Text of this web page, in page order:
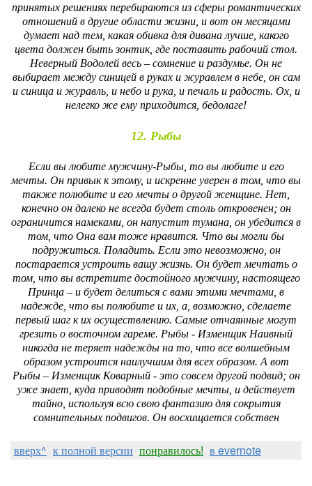
принятых решениях перебираются из сферы романтических
отношений в другие области жизни, и вот он месяцами
думает над тем, какая обивка для дивана лучше, какого
цвета должен быть зонтик, где поставить рабочий стол.
Неверный Водолей весь – сомнение и раздумье. Он не
выбирает между синицей в руках и журавлем в небе, он сам
и синица и журавль, и небо и рука, и печаль и радость. Ох, и
нелегко же ему приходится, бедолаге!
12. Рыбы
Если вы любите мужчину-Рыбы, то вы любите и его
мечты. Он привык к этому, и искренне уверен в том, что вы
также полюбите и его мечты о другой женщине. Нет,
конечно он далеко не всегда будет столь откровенен; он
ограничится намеками, он напустит тумана, он убедится в
том, что Она вам тоже нравится. Что вы могли бы
подружиться. Поладить. Если это невозможно, он
постарается устроить вашу жизнь. Он будет мечтать о
том, что вы встретите достойного мужчину, настоящего
Принца – и будет делиться с вами этими мечтами, в
надежде, что вы полюбите и их, а, возможно, сделаете
первый шаг к их осуществлению. Самые отчаянные могут
грезить о восточном гареме. Рыбы - Изменщик Наивный
никогда не теряет надежды на то, что все волшебным
образом устроится наилучшим для всех образом. А вот
Рыбы – Изменщик Коварный - это совсем другой подвид; он
уже знает, куда приводят подобные мечты, и действует
тайно, используя всю свою фантазию для сокрытия
сомнительных подвигов. Он восхищается собствен
вверх^ к полной версии понравилось! в evernote